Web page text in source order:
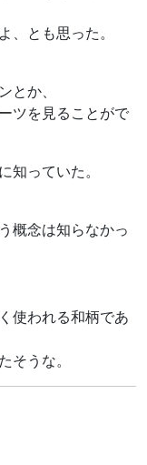
、とも思った。
とか、
ツを見ることがで
知っていた。
概念は知らなかっ
使われる和柄であ
そうな。